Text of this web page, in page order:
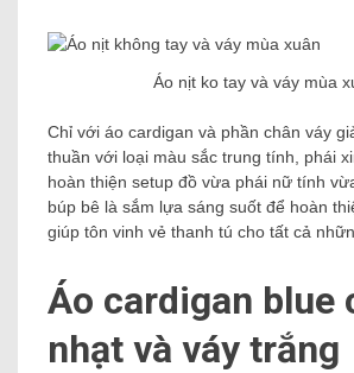
Áo nịt ko tay và váy mùa
Chỉ với áo cardigan và phần chân váy
thuần với loại màu sắc trung tính, phái
hoàn thiện setup đồ vừa phái nữ tính
búp bê là sắm lựa sáng suốt để hoàn
giúp tôn vinh vẻ thanh tú cho tất cả
Áo cardigan blue
nhạt và váy trắng